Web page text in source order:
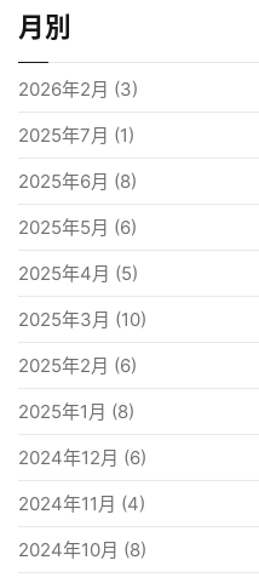
月別
2026年2月 (3)
2025年7月 (1)
2025年6月 (8)
2025年5月 (6)
2025年4月 (5)
2025年3月 (10)
2025年2月 (6)
2025年1月 (8)
2024年12月 (6)
2024年11月 (4)
2024年10月 (8)